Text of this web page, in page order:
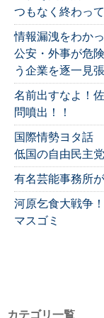
つもなく終わっ
情報漏洩をわか
公安・外事が危
う企業を逐一見
名前出すなよ！
問噴出！！
国際情勢ヨタ話
低国の自由民主
有名芸能事務所
河原乞食大戦争
マスゴミ
カテゴリ一覧